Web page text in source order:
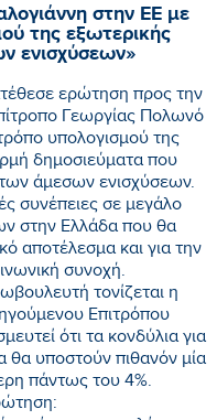
στην ΕΕ με
της εξωτερικής
ενισχύσεων»
ερώτηση προς την
Γεωργίας Πολωνό
υπολογισμού της
δημοσιεύματα που
άμεσων ενισχύσεων.
συνέπειες σε μεγάλο
στην Ελλάδα που θα
αποτέλεσμα και για την
συνοχή.
τονίζεται η
Επιτρόπου
ότι τα κονδύλια για
θα υποστούν πιθανόν μία
πάντως του 4%.